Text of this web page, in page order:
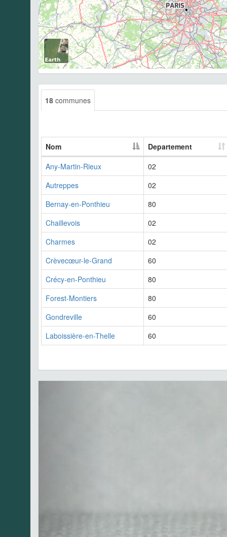
18 communes
Nom
Departement
Any-Martin-Rieux
02
Autreppes
02
Bernay-en-Ponthieu
80
Chaillevois
02
Charmes
02
Crèvecœur-le-Grand
60
Crécy-en-Ponthieu
80
Forest-Montiers
80
Gondreville
60
Laboissière-en-Thelle
60